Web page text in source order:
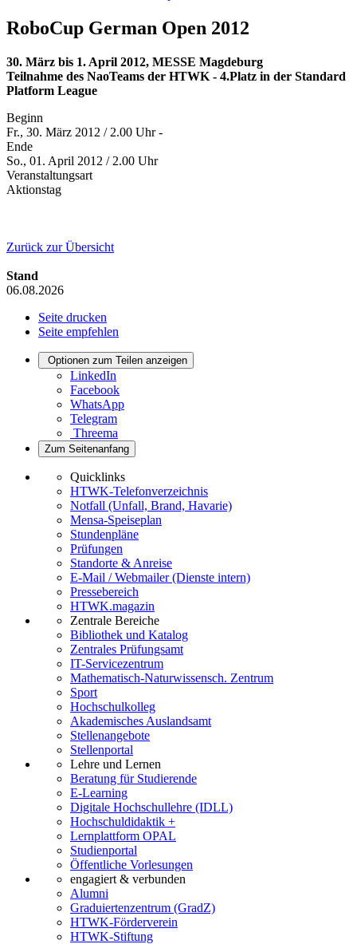
RoboCup German Open 2012
30. März bis 1. April 2012, MESSE Magdeburg
Teilnahme des NaoTeams der HTWK - 4.Platz in der Standard
Platform League
Beginn
Fr., 30. März 2012 / 2.00 Uhr -
Ende
So., 01. April 2012 / 2.00 Uhr
Veranstaltungsart
Aktionstag
Zurück zur Übersicht
Stand
06.08.2026
Seite drucken
Seite empfehlen
Optionen zum Teilen anzeigen
LinkedIn
Facebook
WhatsApp
Telegram
Threema
Zum Seitenanfang
Quicklinks
HTWK-Telefonverzeichnis
Notfall (Unfall, Brand, Havarie)
Mensa-Speiseplan
Stundenpläne
Prüfungen
Standorte & Anreise
E-Mail / Webmailer (Dienste intern)
Pressebereich
HTWK.magazin
Zentrale Bereiche
Bibliothek und Katalog
Zentrales Prüfungsamt
IT-Servicezentrum
Mathematisch-Naturwissensch. Zentrum
Sport
Hochschulkolleg
Akademisches Auslandsamt
Stellenangebote
Stellenportal
Lehre und Lernen
Beratung für Studierende
E-Learning
Digitale Hochschullehre (IDLL)
Hochschuldidaktik +
Lernplattform OPAL
Studienportal
Öffentliche Vorlesungen
engagiert & verbunden
Alumni
Graduiertenzentrum (GradZ)
HTWK-Förderverein
HTWK-Stiftung